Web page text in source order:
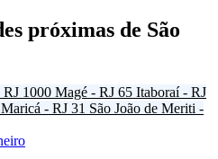
próximas de São
RJ 1000 Magé - RJ 65 Itaboraí - RJ
Maricá - RJ 31 São João de Meriti -